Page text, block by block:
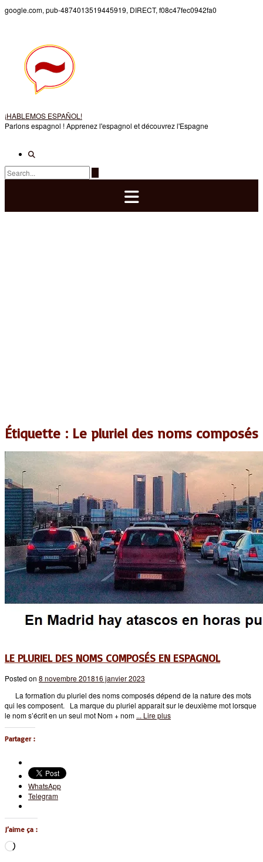
google.com, pub-4874013519445919, DIRECT, f08c47fec0942fa0
¡HABLEMOS ESPAÑOL!
Parlons espagnol ! Apprenez l'espagnol et découvrez l'Espagne
Étiquette : Le pluriel des noms composés
LE PLURIEL DES NOMS COMPOSÉS EN ESPAGNOL
Posted on 8 novembre 201816 janvier 2023
La formation du pluriel des noms composés dépend de la nature des mots
qui les composent. La marque du pluriel apparait sur le deuxième mot lorsque
le nom s’écrit en un seul mot Nom + nom ... Lire plus
Partager :
WhatsApp
Telegram
J’aime ça :
Chargement…